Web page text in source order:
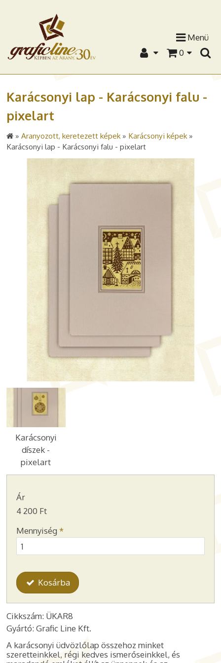
Menü
0
Karácsonyi lap - Karácsonyi falu -
pixelart
» Aranyozott, keretezett képek» Karácsonyi képek»
Karácsonyi lap - Karácsonyi falu - pixelart
Karácsonyi
díszek -
pixelart
Ár
4 200 Ft
Mennyiség *
Kosárba
Cikkszám: ÜKAR8
Gyártó: Grafic Line Kft.
A karácsonyi üdvözlőlap összehoz minket
szeretteinkkel, régi kedves ismerőseinkkel, és